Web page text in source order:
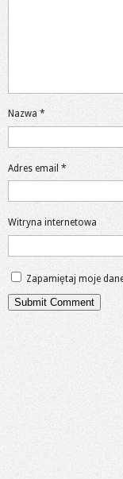
Nazwa *
Adres email *
Witryna internetowa
Zapamiętaj moje